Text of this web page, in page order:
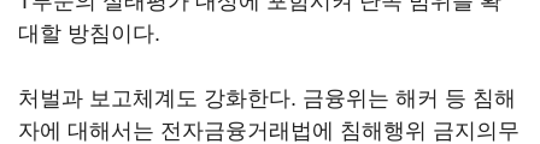
대할 방침이다.
처벌과 보고체계도 강화한다. 금융위는 해커 등 침해
자에 대해서는 전자금융거래법에 침해행위 금지의무